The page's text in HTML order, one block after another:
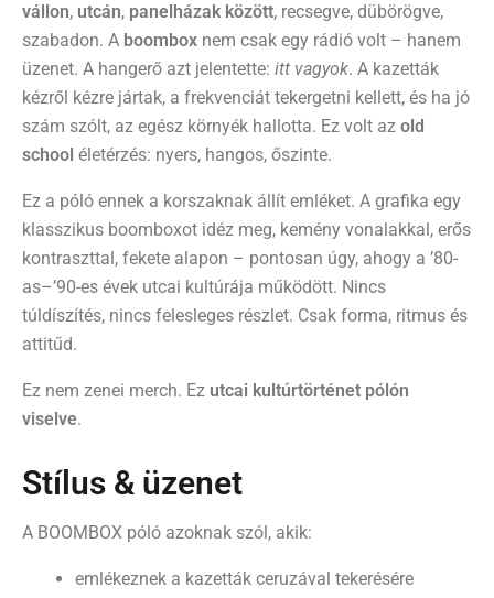
vállon, utcán, panelházak között, recsegve, dübörögve,
szabadon. A boombox nem csak egy rádió volt – hanem
üzenet. A hangerő azt jelentette: itt vagyok. A kazetták
kézről kézre jártak, a frekvenciát tekergetni kellett, és ha jó
szám szólt, az egész környék hallotta. Ez volt az old
school életérzés: nyers, hangos, őszinte.
Ez a póló ennek a korszaknak állít emléket. A grafika egy
klasszikus boomboxot idéz meg, kemény vonalakkal, erős
kontraszttal, fekete alapon – pontosan úgy, ahogy a ’80-
as–’90-es évek utcai kultúrája működött. Nincs
túldíszítés, nincs felesleges részlet. Csak forma, ritmus és
attitűd.
Ez nem zenei merch. Ez utcai kultúrtörténet pólón
viselve.
Stílus & üzenet
A BOOMBOX póló azoknak szól, akik:
emlékeznek a kazetták ceruzával tekerésére